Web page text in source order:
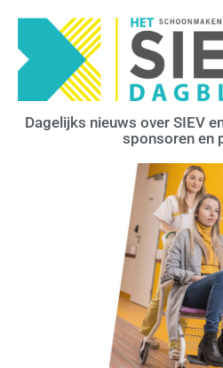
Dagelijks nieuws over SIEV
sponsoren en